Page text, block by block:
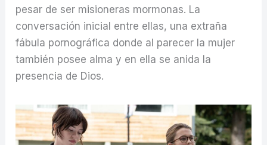
pesar de ser misioneras mormonas. La
conversación inicial entre ellas, una extraña
fábula pornográfica donde al parecer la mujer
también posee alma y en ella se anida la
presencia de Dios.